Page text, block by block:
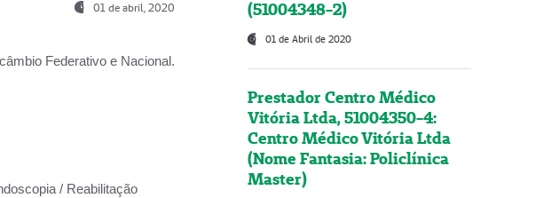
01 de abril, 2020
Federativo e Nacional.
/ Reabilitação
(51004348-2)
01 de Abril de 2020
Prestador Centro Médico
Vitória Ltda, 51004350-4:
Centro Médico Vitória Ltda
(Nome Fantasia: Policlínica
Master)